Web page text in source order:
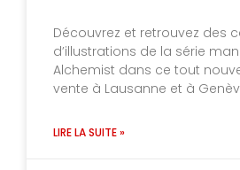
Découvrez et retrouvez des
d’illustrations de la série
Alchemist dans ce tout
vente à Lausanne et à
LIRE LA SUITE »